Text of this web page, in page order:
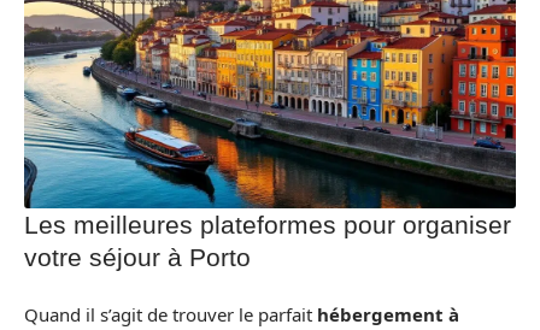
Les meilleures plateformes pour organiser
votre séjour à Porto
Quand il s’agit de trouver le parfait hébergement à